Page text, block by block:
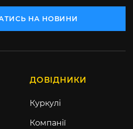
НА НОВИНИ
ДОВІДНИКИ
Куркулі
Компанії